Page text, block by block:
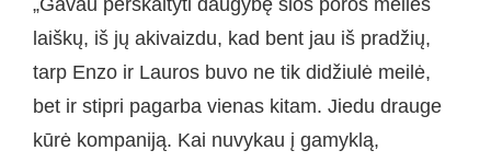
„Gavau perskaityti daugybę šios poros meilės
laiškų, iš jų akivaizdu, kad bent jau iš pradžių,
tarp Enzo ir Lauros buvo ne tik didžiulė meilė,
bet ir stipri pagarba vienas kitam. Jiedu drauge
kūrė kompaniją. Kai nuvykau į gamyklą,